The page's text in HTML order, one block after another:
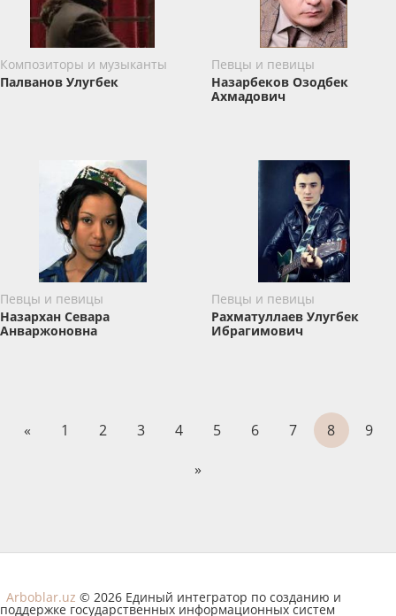
Композиторы и музыканты
Палванов Улугбек
Певцы и певицы
Назарбеков Озодбек
Ахмадович
Певцы и певицы
Назархан Севара
Анваржоновна
Певцы и певицы
Рахматуллаев Улугбек
Ибрагимович
« 1 2 3 4 5 6 7 8
9
»
Arboblar.uz © 2026 Единый интегратор по созданию и
поддержке государственных информационных систем